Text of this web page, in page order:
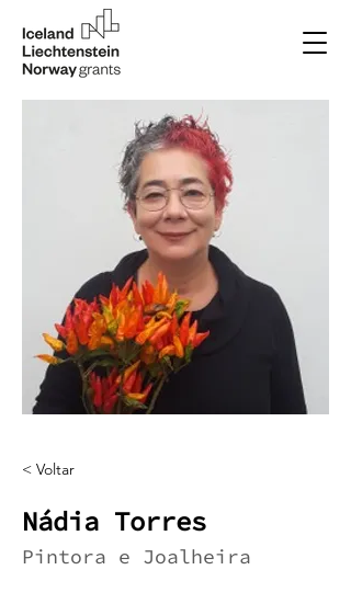
< Voltar
Nádia Torres
Pintora e Joalheira